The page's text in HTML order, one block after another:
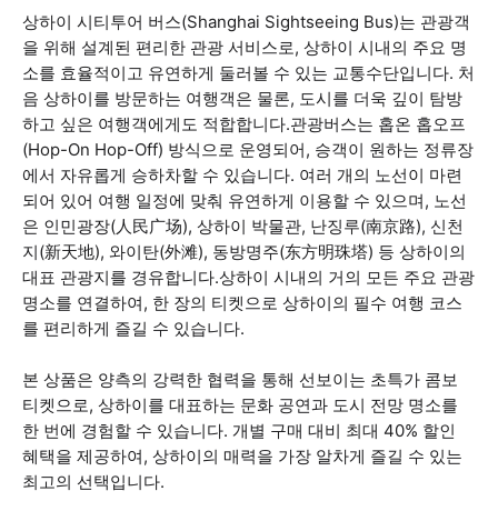
상하이 시티투어 버스(Shanghai Sightseeing Bus)는 관광객
을 위해 설계된 편리한 관광 서비스로, 상하이 시내의 주요 명
소를 효율적이고 유연하게 둘러볼 수 있는 교통수단입니다. 처
음 상하이를 방문하는 여행객은 물론, 도시를 더욱 깊이 탐방
하고 싶은 여행객에게도 적합합니다.관광버스는 홉온 홉오프
(Hop-On Hop-Off) 방식으로 운영되어, 승객이 원하는 정류장
에서 자유롭게 승하차할 수 있습니다. 여러 개의 노선이 마련
되어 있어 여행 일정에 맞춰 유연하게 이용할 수 있으며, 노선
은 인민광장(人民广场), 상하이 박물관, 난징루(南京路), 신천
지(新天地), 와이탄(外滩), 동방명주(东方明珠塔) 등 상하이의
대표 관광지를 경유합니다.상하이 시내의 거의 모든 주요 관광
명소를 연결하여, 한 장의 티켓으로 상하이의 필수 여행 코스
를 편리하게 즐길 수 있습니다.
본 상품은 양측의 강력한 협력을 통해 선보이는 초특가 콤보
티켓으로, 상하이를 대표하는 문화 공연과 도시 전망 명소를
한 번에 경험할 수 있습니다. 개별 구매 대비 최대 40% 할인
혜택을 제공하여, 상하이의 매력을 가장 알차게 즐길 수 있는
최고의 선택입니다.